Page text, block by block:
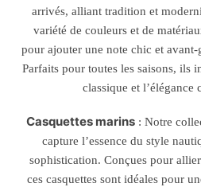
arrivés, alliant tradition et
variété de couleurs et de
pour ajouter une note chic et
Parfaits pour toutes les saisons, ils
classique et l’élégance
Casquettes marins : Notre
capture l’essence du style
sophistication. Conçues pour
ces casquettes sont idéales pour